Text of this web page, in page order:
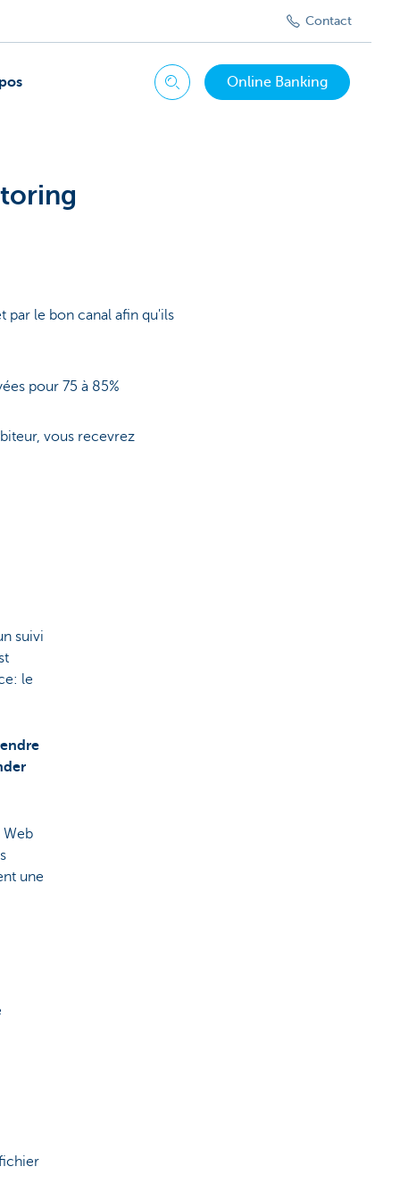
Contact
ChercherOnline Banking
par le bon canal afin qu'ils
pour 75 à 85%
vous recevrez
suivi
le
Web
une